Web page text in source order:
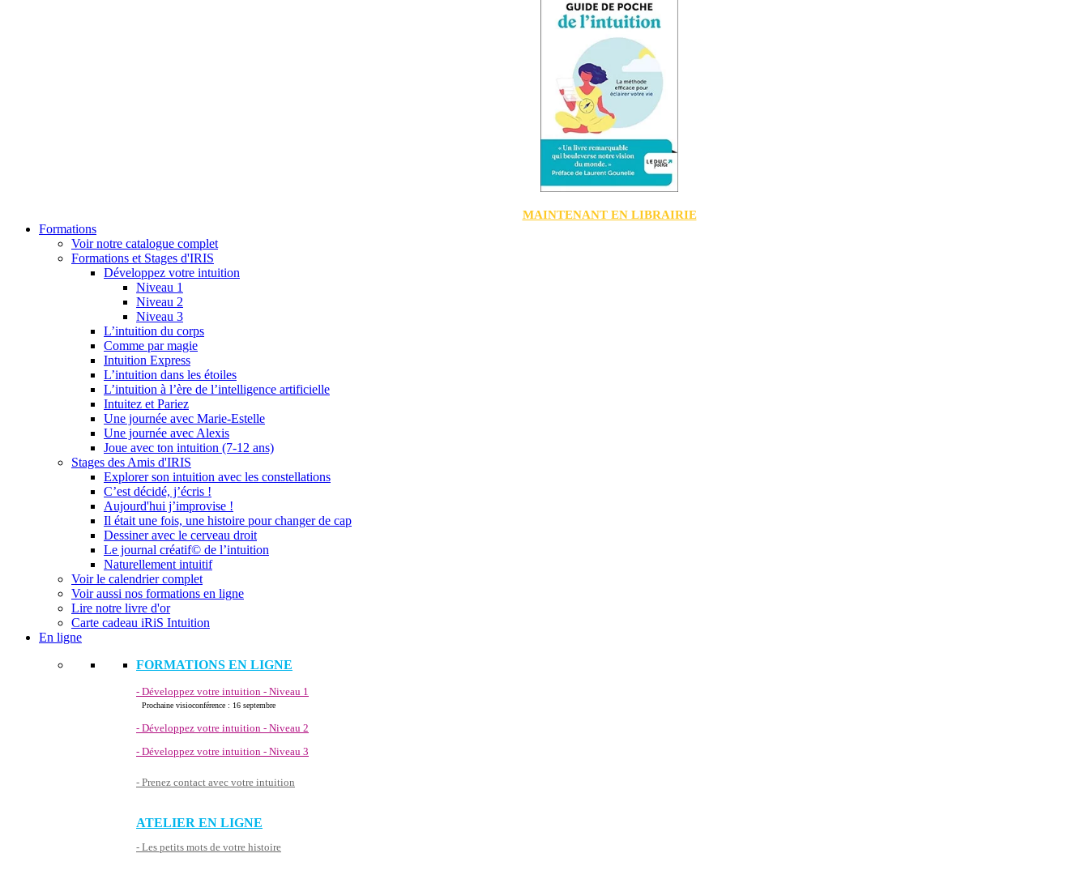
MAINTENANT EN LIBRAIRIE
Formations
Voir notre catalogue complet
Formations et Stages d'IRIS
Développez votre intuition
Niveau 1
Niveau 2
Niveau 3
L’intuition du corps
Comme par magie
Intuition Express
L’intuition dans les étoiles
L’intuition à l’ère de l’intelligence artificielle
Intuitez et Pariez
Une journée avec Marie-Estelle
Une journée avec Alexis
Joue avec ton intuition (7-12 ans)
Stages des Amis d'IRIS
Explorer son intuition avec les constellations
C’est décidé, j’écris !
Aujourd'hui j’improvise !
Il était une fois, une histoire pour changer de cap
Dessiner avec le cerveau droit
Le journal créatif© de l’intuition
Naturellement intuitif
Voir le calendrier complet
Voir aussi nos formations en ligne
Lire notre livre d'or
Carte cadeau iRiS Intuition
En ligne
FORMATIONS EN LIGNE
- Développez votre intuition - Niveau 1
Prochaine visioconférence : 16 septembre
- Développez votre intuition - Niveau 2
- Développez votre intuition - Niveau 3
- Prenez contact avec votre intuition
ATELIER EN LIGNE
- Les petits mots de votre histoire